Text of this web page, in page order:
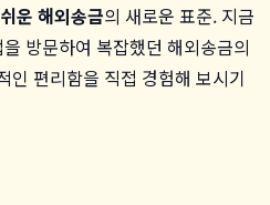
쉬운 해외송금의 새로운 표준. 지금
방문하여 복잡했던 해외송금의
인 편리함을 직접 경험해 보시기